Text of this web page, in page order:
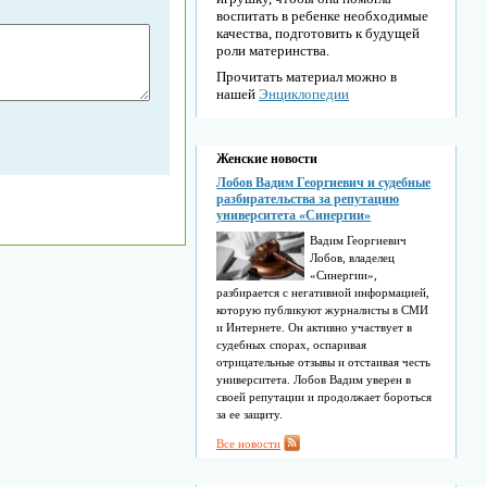
воспитать в ребенке необходимые
качества, подготовить к будущей
роли материнства.
Прочитать материал можно в
нашейЭнциклопедии
Женские новости
Лобов Вадим Георгиевич и судебные
разбирательства за репутацию
университета «Синергии»
Вадим Георгиевич
Лобов, владелец
«Синергии»,
разбирается с негативной информацией,
которую публикуют журналисты в СМИ
и Интернете. Он активно участвует в
судебных спорах, оспаривая
отрицательные отзывы и отстаивая честь
университета. Лобов Вадим уверен в
своей репутации и продолжает бороться
за ее защиту.
Все новости